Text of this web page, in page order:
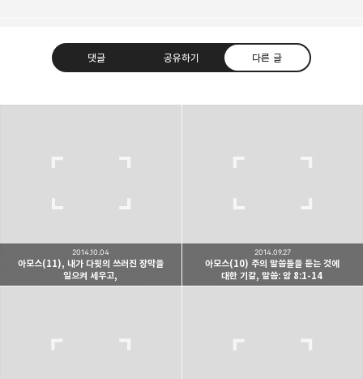
댓글 공유하기 다른 글
Believing Bible Studies
구독하기
아모스(11), 내가 다윗의 쓰러진 장막을
일으켜 세우고,
2014.10.04
아모스(10) 주의 말씀들을 듣는 것에
대한 기갈, 말씀: 암 8:1-14
2014.09.27